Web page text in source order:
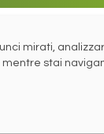
mirati,
stai